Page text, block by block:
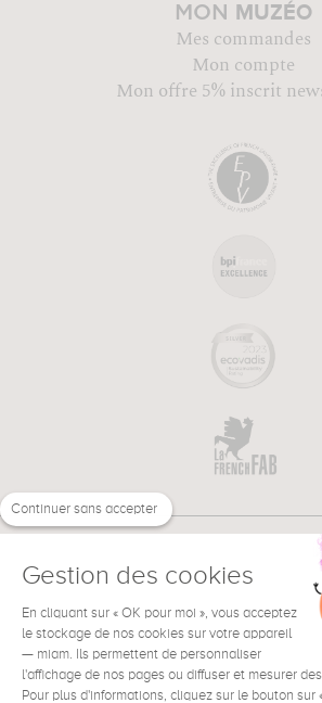
MON MUZÉO
Mes commandes
Mon compte
Mon offre 5% inscrit
BESOIN D'AIDE ?
Continuer sans accepter
Gestion des cookies
En cliquant sur « OK pour moi », vous acceptez
le stockage de nos cookies sur votre appareil
— miam. Ils permettent de personnaliser
l'affichage de nos pages ou diffuser et mesurer
Pour plus d'informations, cliquez sur le bouton sur